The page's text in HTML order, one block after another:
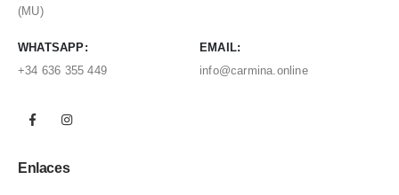
(MU)
WHATSAPP:
+34 636 355 449
EMAIL:
info@carmina.online
Enlaces